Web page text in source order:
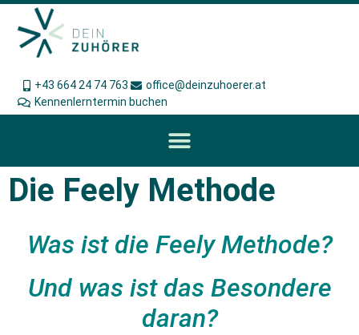
+43 664 24 74 763
office@deinzuhoerer.at
Kennenlerntermin buchen
Die Feely Methode
Was ist die Feely Methode?
Und was ist das Besondere
daran?